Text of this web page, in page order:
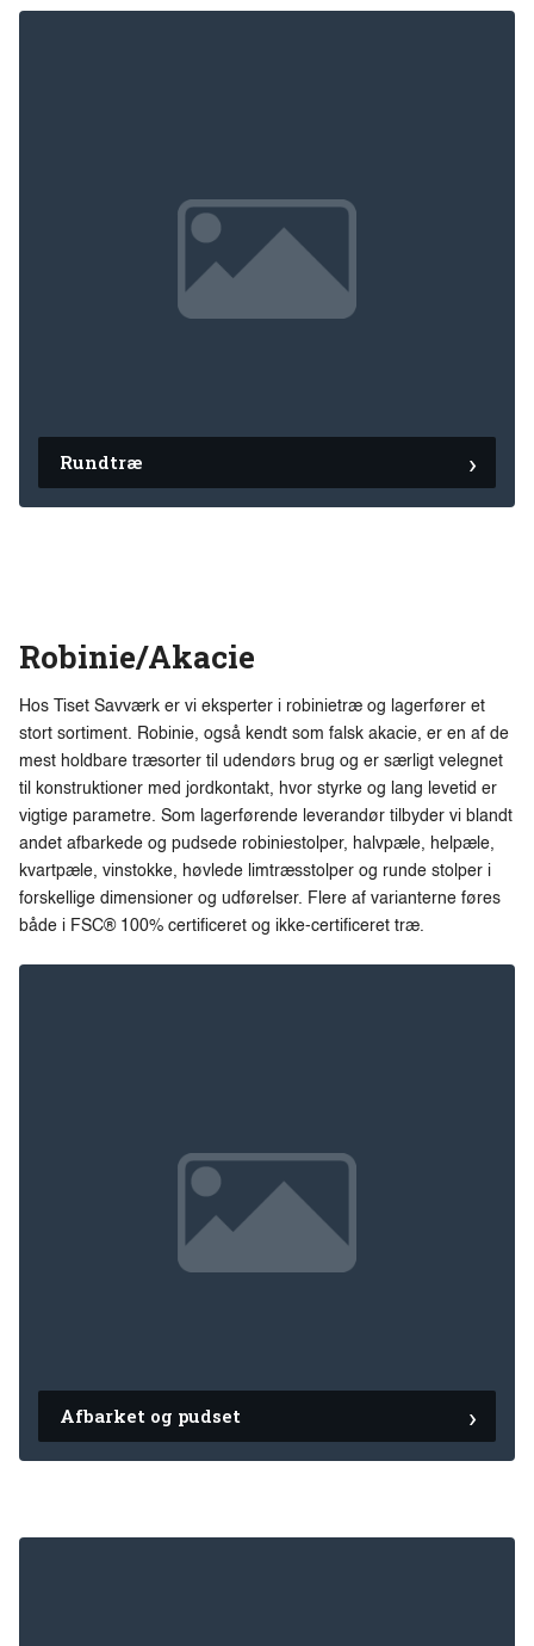
Rundtræ
Robinie/Akacie
Hos Tiset Savværk er vi eksperter i robinietræ og lagerfører et
stort sortiment. Robinie, også kendt som falsk akacie, er en af de
mest holdbare træsorter til udendørs brug og er særligt velegnet
til konstruktioner med jordkontakt, hvor styrke og lang levetid er
vigtige parametre. Som lagerførende leverandør tilbyder vi blandt
andet afbarkede og pudsede robiniestolper, halvpæle, helpæle,
kvartpæle, vinstokke, høvlede limtræsstolper og runde stolper i
forskellige dimensioner og udførelser. Flere af varianterne føres
både i FSC® 100% certificeret og ikke-certificeret træ.
Afbarket og pudset